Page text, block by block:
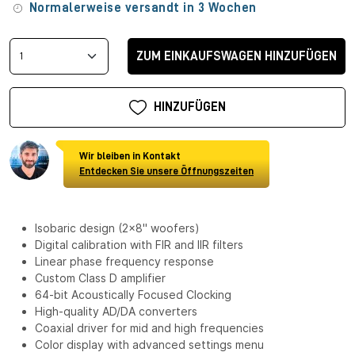
Normalerweise versandt in 3 Wochen
ZUM EINKAUFSWAGEN HINZUFÜGEN
HINZUFÜGEN
Wir bleiben in Kontakt
Entdecken Sie unsere Öffnungszeiten
Isobaric design (2x8" woofers)
Digital calibration with FIR and IIR filters
Linear phase frequency response
Custom Class D amplifier
64-bit Acoustically Focused Clocking
High-quality AD/DA converters
Coaxial driver for mid and high frequencies
Color display with advanced settings menu